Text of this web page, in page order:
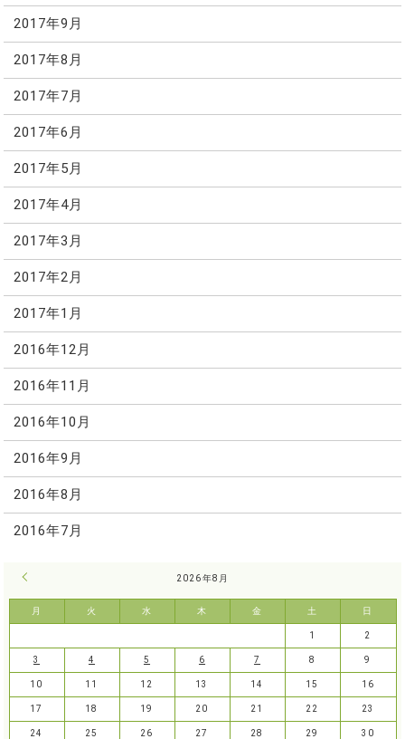
2017年9月
2017年8月
2017年7月
2017年6月
2017年5月
2017年4月
2017年3月
2017年2月
2017年1月
2016年12月
2016年11月
2016年10月
2016年9月
2016年8月
2016年7月
2026年8月
月 火 水 木 金 土 日
1 2
3 4 5 6 7 8 9
10 11 12 13 14 15 16
17 18 19 20 21 22 23
24 25 26 27 28 29 30